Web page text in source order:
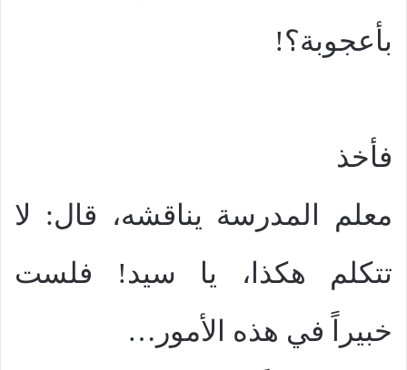
بأعجوبة؟!
فأخذ
معلم المدرسة يناقشه، قال: لا
تتكلم هكذا، يا سيد! فلست
خبيراً في هذه الأمور…